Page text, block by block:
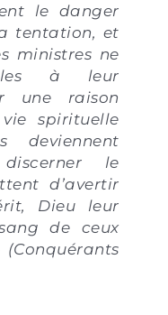
le danger
tentation, et
ministres ne
à leur
une raison
spirituelle
deviennent
le
d’avertir
Dieu leur
de ceux
(Conquérants